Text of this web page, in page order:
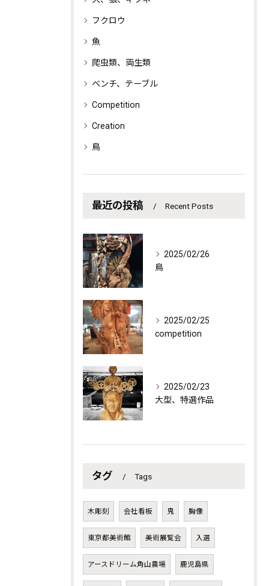
フクロウ
魚
爬虫類、両生類
ベンチ、テーブル
Competition
Creation
鳥
最近の投稿 Recent Posts
2025/02/26
鳥
2025/02/25
competition
2025/02/23
大型、特選作品
タグ Tags
木彫刻 会社看板 鬼 胸像
東京都美術館 美術展覧会 入選
アースドリーム角山農場 鹿児島県